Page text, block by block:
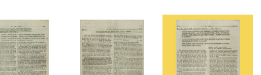
Malmberg, Orla, direktør
Melchior,
den græske Moldkjær, Arne, stud.jur. Möller, Gustav, politiker Moritz Andersen, fabrik Müllen, Bent
Kbh. Nellemose, William, orlogskaptajn Neuengamme New York Nordnorge O
general Paulsson, kontorchef, Stockholm Persil, koncern Politigaarden, Kbh. Prag Q Quisling,
Riedel, Peter, flyveattaché Rigsdagen, den danske Rosenbaum, Børge, pianist alias Victor Borge